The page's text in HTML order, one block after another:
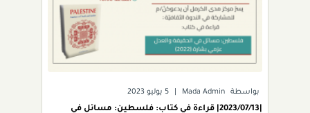
بواسطة Mada Admin 5 يوليو 2023
|2023/07/13| قراءة في كتاب: فلسطين: مسائل في